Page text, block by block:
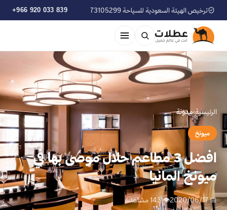
ترخيص الهيئة السعودية للسياحة 73105299 +966 920 033 839
الرئيسية›مدوّنة
ميونخ
افضل 3 مطاعم حلال موصى بها في
ميونخ المانيا
📅 2020/06/17 👁 143 مشاهدة